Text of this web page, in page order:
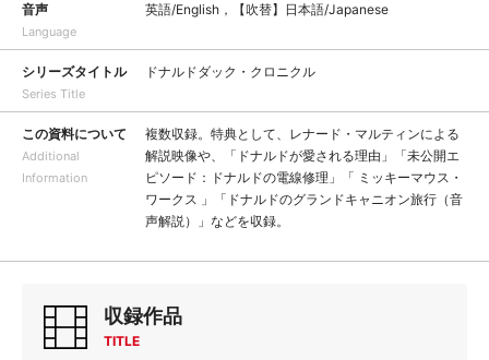
音声
Language
英語/English，【吹替】日本語/Japanese
シリーズタイトル
Series Title
ドナルドダック・クロニクル
この資料について
Additional
Information
複数収録。特典として、レナード・マルティンによる
解説映像や、「ドナルドが愛される理由」「未公開エ
ピソード：ドナルドの電線修理」「 ミッキーマウス・
ワークス 」「ドナルドのグランドキャニオン旅行（音
声解説）」などを収録。
収録作品
TITLE